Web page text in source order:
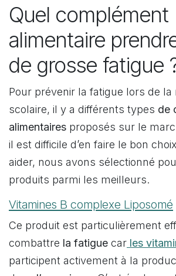
Quel complément
alimentaire
de grosse fatigue
Pour prévenir la fatigue lors de la
scolaire, il y a différents types de
alimentaires proposés sur le
il est difficile d’en faire le bon
aider, nous avons sélectionné
produits parmi les meilleurs.
Vitamines B complexe Liposomé
Ce produit est particulièrement
combattre la fatigue car les
participent activement à la